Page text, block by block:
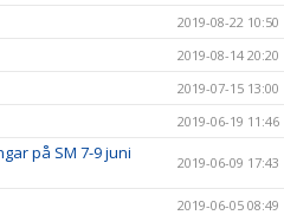
2019-08-22 10:50
2019-08-14 20:20
2019-07-15 13:00
2019-06-19 11:46
på SM 7-9 juni
2019-06-09 17:43
2019-06-05 08:49